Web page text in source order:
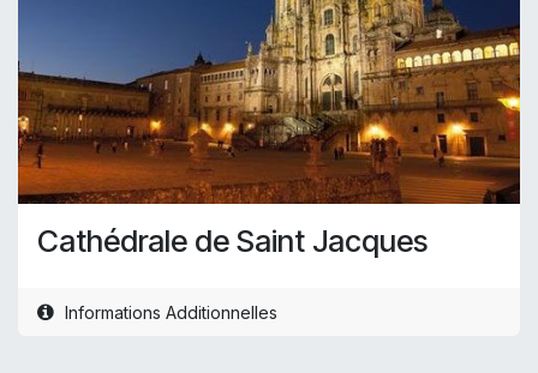
Cathédrale de Saint Jacques
Informations Additionnelles